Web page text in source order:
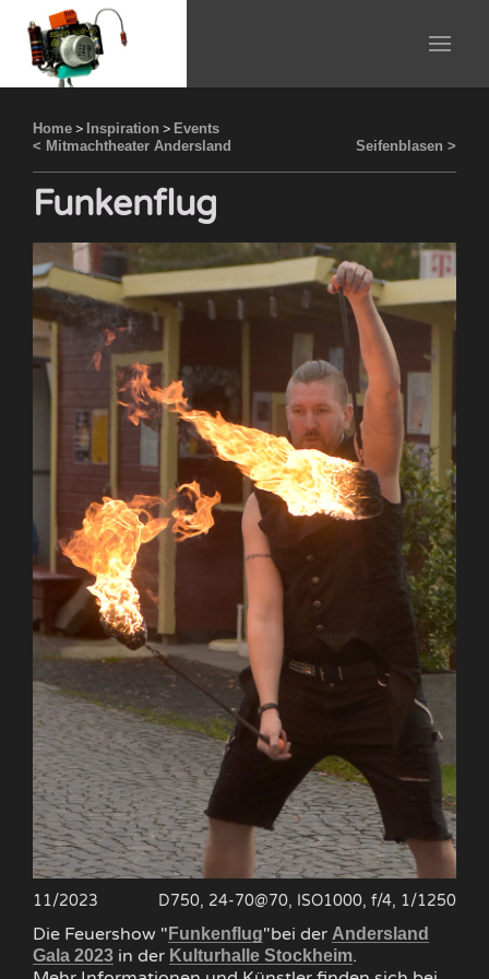
Home > Inspiration > Events
< Mitmachtheater Andersland
Seifenblasen >
Funkenflug
11/2023 D750, 24-70@70, ISO1000, f/4, 1/1250
Die Feuershow " Funkenflug"bei der Andersland
Gala 2023 in der Kulturhalle Stockheim.